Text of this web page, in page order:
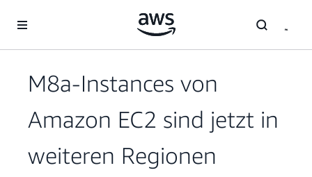
Überspringen zum Hauptinhalt
M8a-Instances von
Amazon EC2 sind jetzt in
weiteren Regionen